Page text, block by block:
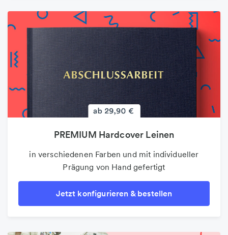
PREMIUM Hardcover Leinen
in verschiedenen Farben und mit individueller
Prägung von Hand gefertigt
Jetzt konfigurieren & bestellen
Poster
auf 100g Premium-Markenpapier und bis DIN A3
Jetzt konfigurieren & bestellen